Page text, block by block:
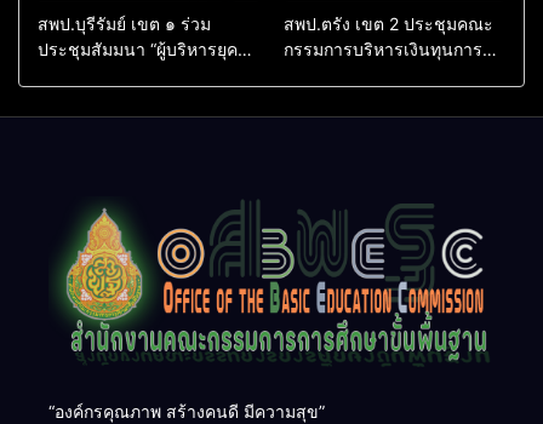
สพป.บุรีรัมย์ เขต ๑ ร่วม
ประชุมสัมมนา “ผู้บริหารยุค
สพป.ตรัง เขต 2 ประชุมคณะ
กรรมการบริหารเงินทุนการ
“องค์กรคุณภาพ สร้างคนดี มีความสุข”